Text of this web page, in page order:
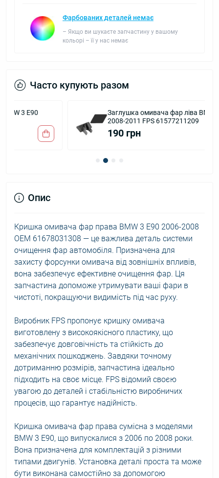
Фарбованих деталей немає
– Якщо ви шукаєте запчастину у вашому
кольорі – її у нас немає
Часто купують разом
Заглушка омивача фар ліва BMW 3 E90
2008-2011 FPS 61577211209
190 грн
Опис
Кришка омивача фар права BMW 3 E90 2006-2008
OEM 61678031308 — це важлива деталь системи
очищення фар автомобіля. Призначена для
захисту форсунки омивача від зовнішніх впливів,
вона забезпечує ефективне очищення фар. Ця
запчастина допоможе утримувати ваші фари в
чистоті, покращуючи видимість під час руху.
Виробник FPS пропонує кришку омивача
виготовлену з високоякісного пластику, що
забезпечує довговічність та стійкість до
механічних пошкоджень. Завдяки точному
дотриманню розмірів, запчастина ідеально
підходить на своє місце. FPS відомий своєю
увагою до деталей і стабільністю виробничих
процесів, що гарантує надійність.
Кришка омивача фар права сумісна з моделями
BMW 3 E90, що випускалися з 2006 по 2008 роки.
Вона призначена для комплектацій з різними
типами двигунів. Установка деталі проста та може
бути виконана самостійно за допомогою